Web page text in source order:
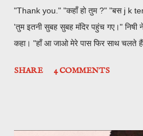
"Thank you." "कहाँ हो तुम ?" "बस j k
'तुम इतनी सुबह सुबह मंदिर पहुंच गए।" निषी
कहा। "हाँ आ जाओ मेरे पास फिर साथ चलते
निषी नखरे दिखाते हुए बोली। J k temple
SHARE 4 COMMENTS